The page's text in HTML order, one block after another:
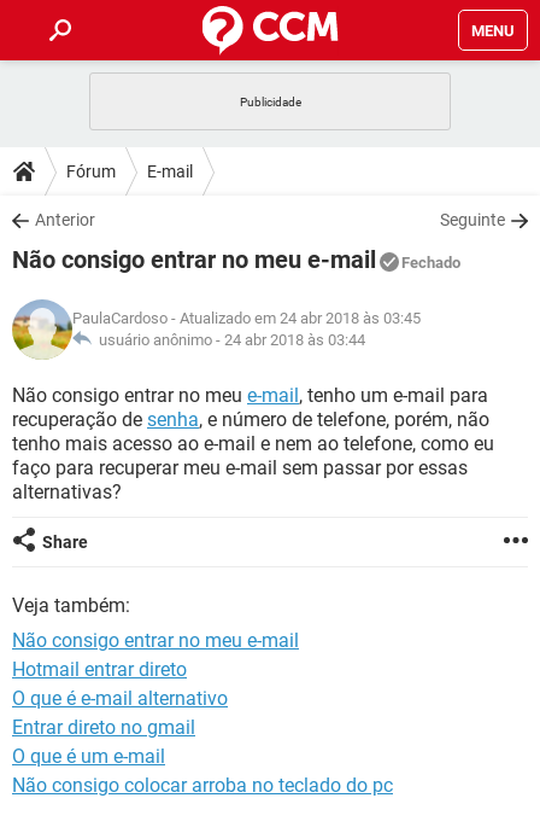
MENU
CELULAR
OUTLOOK
INSTAGRAM GMAIL
GUIA DE COMPRAS
DICAS
JOGOS
INSTAGRAM GMAIL
GUIA DE COMPRAS
DOWNLOADS
JOGOS WHATSAPP
CELULAR
OUTLOOK EXCEL
INSTAGRAM GMAIL
GUIA DE COMPRAS
JOGOS WHATSAPP
CELULAR
OUTLOOK EXCEL
INSTAGRAM GMAIL
GUIA DE COMPRAS
GLOSSÁRIO
JOGOS WHATSAPP
CELULAR FACEBOOK
OUTLOOK EXCEL
GUIA DE COMPRAS
Fórum E-mail
Anterior Seguinte
Não consigo entrar no meu e-mail Fechado
PaulaCardoso - Atualizado em 24 abr 2018 às 03:45
usuário anônimo - 24 abr 2018 às 03:44
Não consigo entrar no meu e-mail, tenho um e-mail para
recuperação de senha, e número de telefone, porém, não
tenho mais acesso ao e-mail e nem ao telefone, como eu
faço para recuperar meu e-mail sem passar por essas
alternativas?
Share
Veja também:
Não consigo entrar no meu e-mail
Hotmail entrar direto
O que é e-mail alternativo
Entrar direto no gmail
O que é um e-mail
Não consigo colocar arroba no teclado do pc